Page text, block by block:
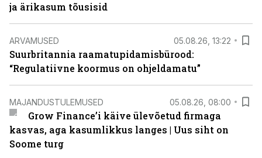
ja ärikasum tõusisid
ARVAMUSED 05.08.26, 13:22
Suurbritannia raamatupidamisbürood:
“Regulatiivne koormus on ohjeldamatu”
MAJANDUSTULEMUSED 05.08.26, 08:00
Grow Finance’i käive ülevõetud firmaga
kasvas, aga kasumlikkus langes | Uus siht on
Soome turg